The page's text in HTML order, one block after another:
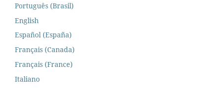
Português (Brasil)
English
Español (España)
Français (Canada)
Français (France)
Italiano